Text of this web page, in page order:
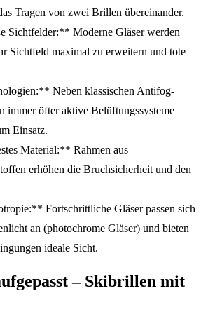
Tragen von zwei Brillen übereinander.
Sichtfelder:** Moderne Gläser werden
Sichtfeld maximal zu erweitern und tote
Neben klassischen Antifog-
immer öfter aktive Belüftungssysteme
Einsatz.
Material:** Rahmen aus
erhöhen die Bruchsicherheit und den
Fortschrittliche Gläser passen sich
an (photochrome Gläser) und bieten
ideale Sicht.
– Skibrillen mit